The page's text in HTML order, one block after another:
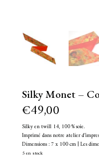
Silky Monet –
€49,00
Silky en twill 14, 100 % soie.
Imprimé dans notre atelier
Dimensions : 7 x 100 cm | Les
5 en stock